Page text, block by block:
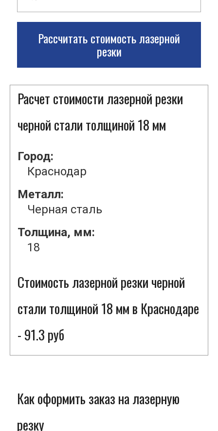
Рассчитать стоимость лазерной
резки
Расчет стоимости лазерной резки
черной стали толщиной 18 мм
Город:
Краснодар
Металл:
Черная сталь
Толщина, мм:
18
Стоимость лазерной резки черной
стали толщиной 18 мм в Краснодаре
- 91.3 руб
Как оформить заказ на лазерную
резку